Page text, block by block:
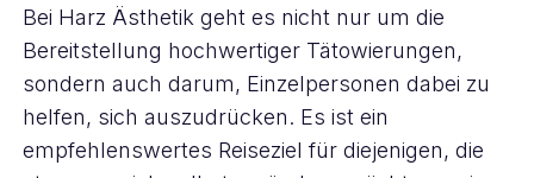
Bei Harz Ästhetik geht es nicht nur um die
Bereitstellung hochwertiger Tätowierungen,
sondern auch darum, Einzelpersonen dabei zu
helfen, sich auszudrücken. Es ist ein
empfehlenswertes Reiseziel für diejenigen, die